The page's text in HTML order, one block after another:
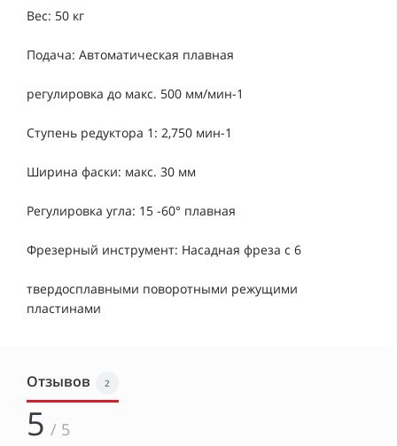
Вес: 50 кг
Подача: Автоматическая плавная
регулировка до макс. 500 мм/мин-1
Ступень редуктора 1: 2,750 мин-1
Ширина фаски: макс. 30 мм
Регулировка угла: 15 -60° плавная
Фрезерный инструмент: Насадная фреза с 6
твердосплавными поворотными режущими
пластинами
Отзывов 2
5 / 5